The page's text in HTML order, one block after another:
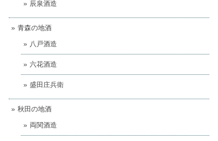
辰泉酒造
青森の地酒
八戸酒造
六花酒造
盛田庄兵衛
秋田の地酒
両関酒造